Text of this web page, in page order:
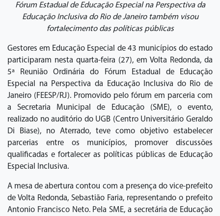
Fórum Estadual de Educação Especial na Perspectiva da
Educação Inclusiva do Rio de Janeiro também visou
fortalecimento das políticas públicas
Gestores em Educação Especial de 43 municípios do estado
participaram nesta quarta-feira (27), em Volta Redonda, da
5ª Reunião Ordinária do Fórum Estadual de Educação
Especial na Perspectiva da Educação Inclusiva do Rio de
Janeiro (FEESP/RJ). Promovido pelo fórum em parceria com
a Secretaria Municipal de Educação (SME), o evento,
realizado no auditório do UGB (Centro Universitário Geraldo
Di Biase), no Aterrado, teve como objetivo estabelecer
parcerias entre os municípios, promover discussões
qualificadas e fortalecer as políticas públicas de Educação
Especial Inclusiva.
A mesa de abertura contou com a presença do vice-prefeito
de Volta Redonda, Sebastião Faria, representando o prefeito
Antonio Francisco Neto. Pela SME, a secretária de Educação